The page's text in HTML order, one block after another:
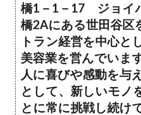
橋1－1－17 ジョイ
橋2Aにある世田谷区
トラン経営を中心と
美容業を営んでいま
人に喜びや感動を与
として、新しいモノ
とに常に挑戦し続け